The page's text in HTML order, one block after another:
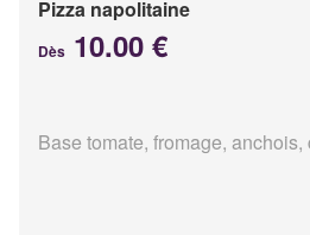
Pizza napolitaine
Dès 10.00 €
Base tomate, fromage,